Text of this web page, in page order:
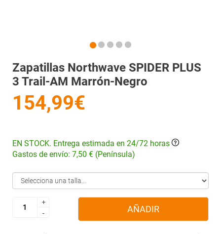
Zapatillas Northwave SPIDER PLUS
3 Trail-AM Marrón-Negro
154,99€
EN STOCK. Entrega estimada en 24/72 horas
Gastos de envío: 7,50 € (Península)
+
-
+
-
AÑADIR